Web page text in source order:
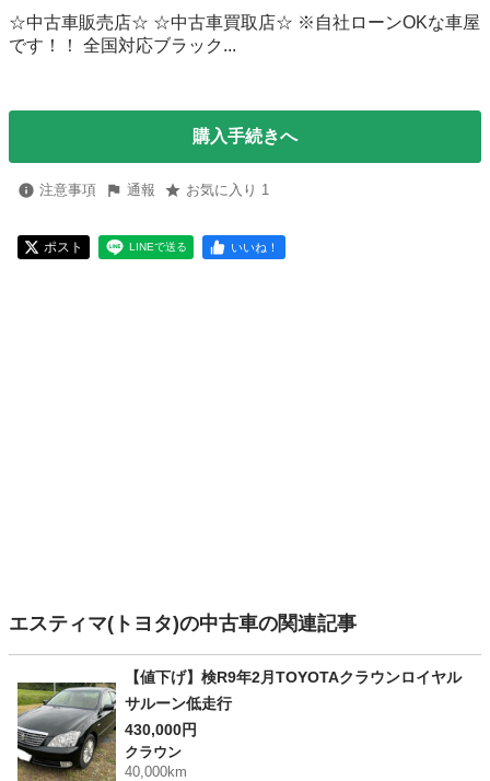
☆中古車販売店☆ ☆中古車買取店☆ ※自社ローンOKな車屋
です！！ 全国対応ブラック...
購入手続きへ
注意事項 通報 お気に入り 1
ポスト LINEで送る いいね！
エスティマ(トヨタ)の中古車の関連記事
【値下げ】検R9年2月TOYOTAクラウンロイヤル
サルーン低走行
430,000円
クラウン
40,000km